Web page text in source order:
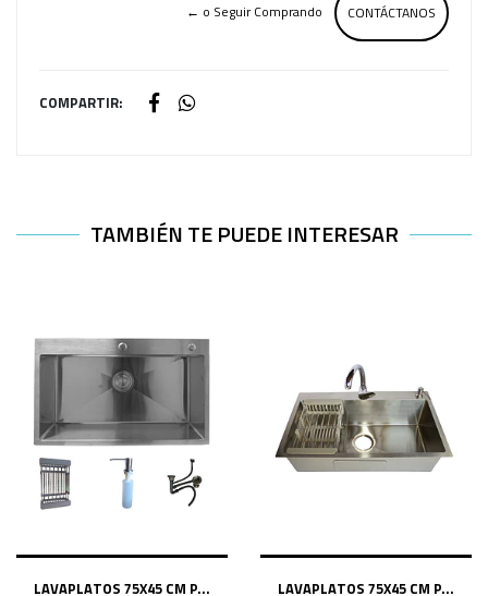
CONTÁCTANOS
← o Seguir Comprando
COMPARTIR:
TAMBIÉN TE PUEDE INTERESAR
LAVAPLATOS 75X45 CM P... LAVAPLATOS 75X45 CM P...